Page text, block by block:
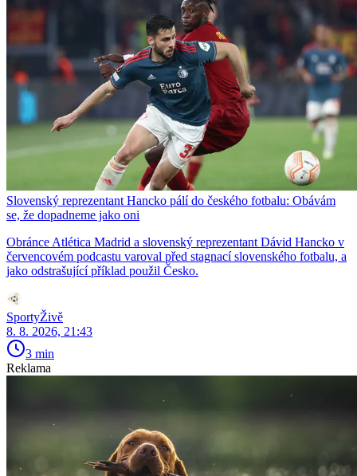
Slovenský reprezentant Hancko pálí do českého fotbalu: Obávám
se, že dopadneme jako oni
Obránce Atlética Madrid a slovenský reprezentant Dávid Hancko v
červencovém podcastu varoval před stagnací slovenského fotbalu, a
jako odstrašující příklad použil Česko.
SportyŽivě
8. 8. 2026, 21:43
3 min
Reklama